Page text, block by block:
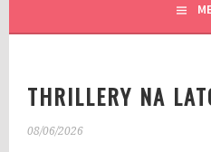
THRILLERY NA
08/06/2026